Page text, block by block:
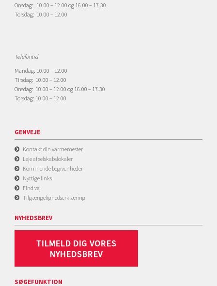
Onsdag: 10.00 – 12.00 og 16.00 – 17.30
Torsdag: 10.00 – 12.00
Telefontid
Mandag: 10.00 – 12.00
Tirsdag: 10.00 – 12.00
Onsdag: 10.00 – 12.00 og 16.00 – 17.30
Torsdag: 10.00 – 12.00
GENVEJE
Kontakt din varmemester
Leje af selskabslokaler
Kommende begivenheder
Nyttige links
Find vej
Tilgængelighedserklæring
NYHEDSBREV
SØGEFUNKTION